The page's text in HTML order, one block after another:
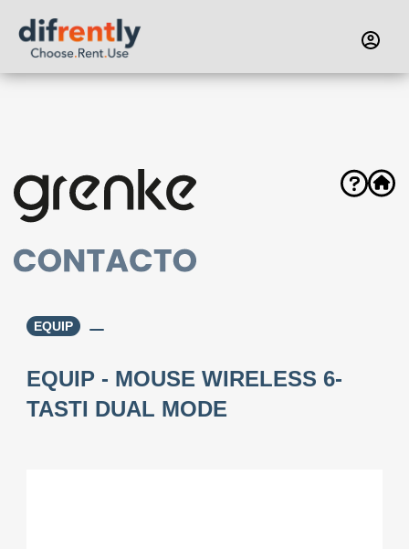
EQUIP
EQUIP - MOUSE WIRELESS 6-
TASTI DUAL MODE